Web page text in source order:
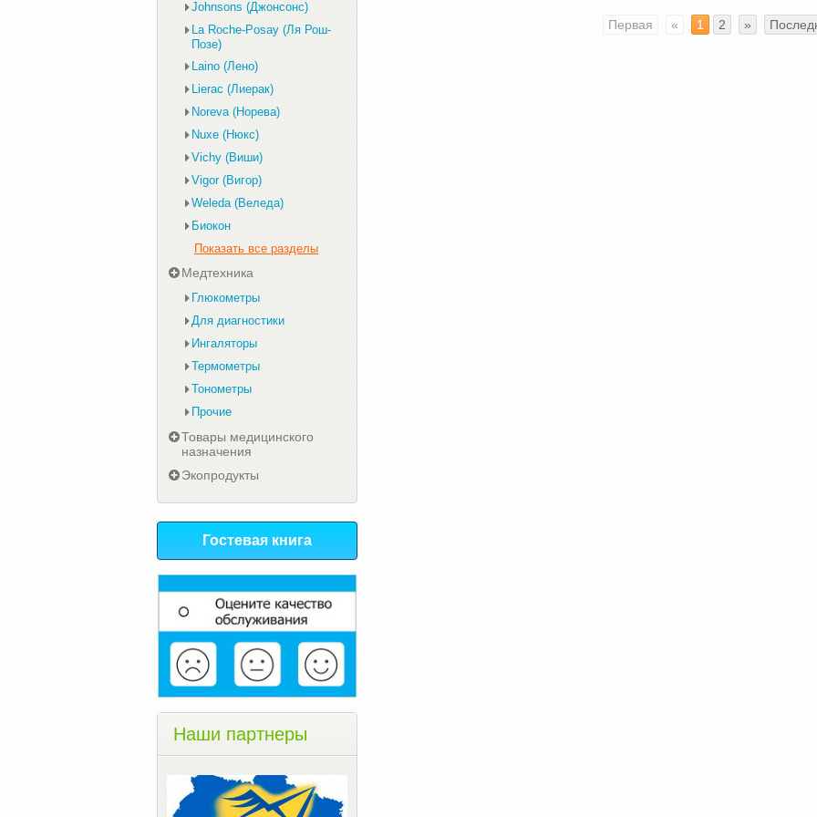
Первая « 1 2 »
Johnsons (Джонсонс)
La Roche-Posay (Ля Рош-
Позе)
Laino (Лено)
Lierac (Лиерак)
Noreva (Норева)
Nuxe (Нюкс)
Vichy (Виши)
Vigor (Вигор)
Weleda (Веледа)
Биокон
Показать все разделы
Медтехника
Глюкометры
Для диагностики
Ингаляторы
Термометры
Тонометры
Прочие
Товары медицинского
назначения
Экопродукты
Гостевая книга
Наши партнеры